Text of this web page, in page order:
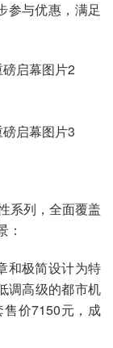
参与优惠，满足
系列，全面覆盖
：
和极简设计为特
调高级的都市机
价7150元，成